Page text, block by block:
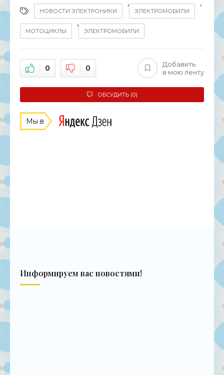
НОВОСТИ ЭЛЕКТРОНИКИ
,
ЭЛЕКТРОМОБИЛИ
,
МОТОЦИКЛЫ
,
ЭЛЕКТРОМОБИЛИ
0 0
Добавить
в мою ленту
ОБСУДИТЬ (0)
Мы в
Информируем вас новостями!